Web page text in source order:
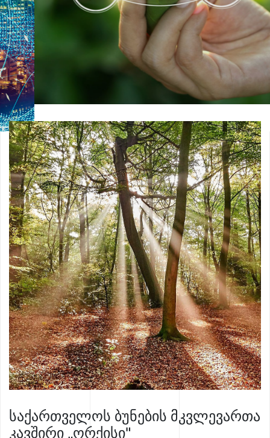
საქართველოს ბუნების მკვლევართა
კავშირი „ორქისი"